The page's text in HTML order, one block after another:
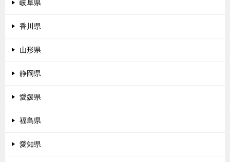
岐阜県
香川県
山形県
静岡県
愛媛県
福島県
愛知県